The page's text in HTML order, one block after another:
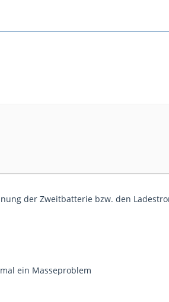
der Zweitbatterie bzw. den
ein Masseproblem